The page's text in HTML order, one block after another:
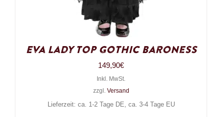
Eva Lady Top Gothic Baroness
149,90€
Inkl. MwSt.
zzgl. Versand
Lieferzeit: ca. 1-2 Tage DE, ca. 3-4 Tage EU